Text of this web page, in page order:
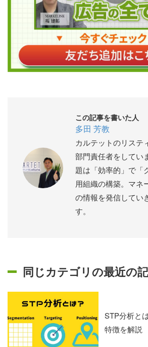
この記事を書いた人
多田 芳教
カルテットのリステ
部門責任者をしてい
題は「効率的」で「
用組織の構築。マネ
の情報を発信してい
す。
同じカテゴリの最近の
STP分析と
特徴を解説